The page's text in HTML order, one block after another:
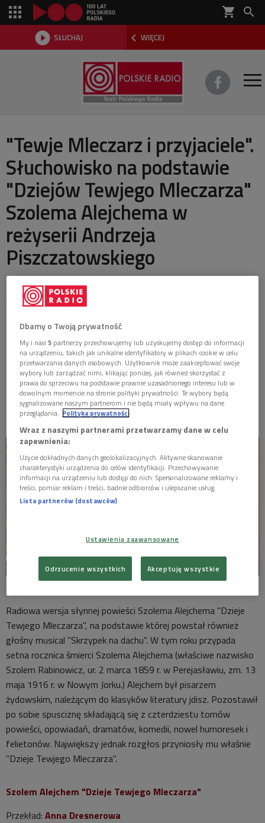
shopping_cart 
 SŁUCHAJ  WIĘCEJ

REPERTUAR
SŁUCHOWISKA
AKTUALNOŚCI
DWA TEATRY 2026
MISTRZOWIE
MATYSIAKOWIE
W JEZIORANACH
"Tewje Mleczarz i przyjaciele".
Słuchowisko na podstawie
"Dziejów Tewjego Mleczarza"
Szolema Alejchema w
reżyserii Andrzeja
Piszczatowskiego
ostatnia aktualizacja:
22.06.2016 19:00
Spotkanie z Tewje Mleczarzem i jego przyjaciółmi.
Słuchowisko na podstawie "Dziejów Tewjego
Mleczarza" Szolema Alejchema zaadaptowała dla radia
Elżbieta Łukomska, a spektakl wyreżyserował Andrzej
Piszczatowski. W roli Tewjego znakomity Krzysztof
Kowalewski. Premiera antenowa słuchowiska odbyła
się 2 marca 1999 roku.
Radiowa wersja słynnej powieści Szolema Alejchema "Dzieje
Tewjego Mleczarza", na podstawie której powstał również
głośny musical "Skrzypek na dachu". W tym roku przypada
setna rocznica śmierci Szolema Alejchema (właściwe nazwisko
Szolem Rabinowicz, ur. 2 marca 1859 r. w Perejasławiu, zm. 13
maja 1916 r. w Nowym Jorku.) Alejchem był pisarzem
żydowskim, należącym do klasyków literatury jdisz. Pozostawił
po sobie spusciznę składającą się z czterdziestu tomów
powieści, opowiadań, dramatów, komedii, nowel humoresek i
felietonów. Największy jednak rozgłos przyniosły mu właśnie
"Dzieje Tewjego Mleczarza".
Szolem Alejchem "Dzieje Tewjego Mleczarza"
Przekład: Anna Dresnerowa
Dbamy o Twoją prywatność
My i nasi5 partnerzy przechowujemy lub uzyskujemy dostęp do informacji
na urządzeniu, takich jak unikalne identyfikatory w plikach cookie w celu
przetwarzania danych osobowych. Użytkownik może zaakceptować swoje
wybory lub zarządzać nimi, klikając poniżej, jak również skorzystać z
prawa do sprzeciwu na podstawie prawnie uzasadnionego interesu lub w
dowolnym momencie na stronie polityki prywatności. Te wybory będą
sygnalizowane naszym partnerom i nie będą miały wpływu na dane
przeglądania. Polityka prywatności
Wraz z naszymi partnerami przetwarzamy dane w celu
zapewnienia:
Użycie dokładnych danych geolokalizacyjnych. Aktywne skanowanie
charakterystyki urządzenia do celów identyfikacji. Przechowywanie
informacji na urządzeniu lub dostęp do nich. Spersonalizowane reklamy i
treści, pomiar reklam i treści, badnie odbiorców i ulepszanie usług.
Lista partnerów (dostawców)
Ustawienia zaawansowane
Odrzucenie wszystkich Akceptuję wszystkie